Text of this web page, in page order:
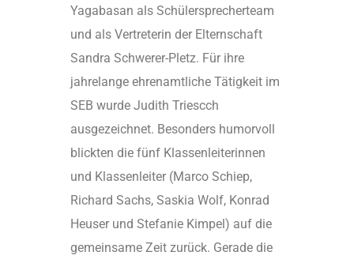
Yagabasan als Schülersprecherteam
und als Vertreterin der Elternschaft
Sandra Schwerer-Pletz. Für ihre
jahrelange ehrenamtliche Tätigkeit im
SEB wurde Judith Triescch
ausgezeichnet. Besonders humorvoll
blickten die fünf Klassenleiterinnen
und Klassenleiter (Marco Schiep,
Richard Sachs, Saskia Wolf, Konrad
Heuser und Stefanie Kimpel) auf die
gemeinsame Zeit zurück. Gerade die